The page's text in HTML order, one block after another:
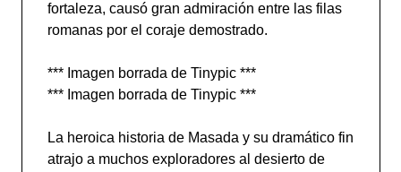
fortaleza, causó gran admiración entre las filas
romanas por el coraje demostrado.
*** Imagen borrada de Tinypic ***
*** Imagen borrada de Tinypic ***
La heroica historia de Masada y su dramático fin
atrajo a muchos exploradores al desierto de